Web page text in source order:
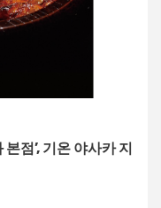
점’, 기온 야사카 지